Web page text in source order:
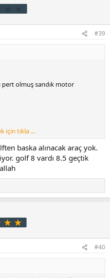
#39
olmuş sandık motor
olmayın
Vurun tekmeyi gitsin
arabası yolunuza bakın
için tıkla ...
baska alınacak araç yok.
golf 8 vardı 8.5 geçtik
#40